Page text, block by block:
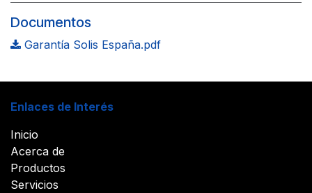
Documentos
Garantía Solis España.pdf
Enlaces de Interés
Inicio
Acerca de
Productos
Servicios